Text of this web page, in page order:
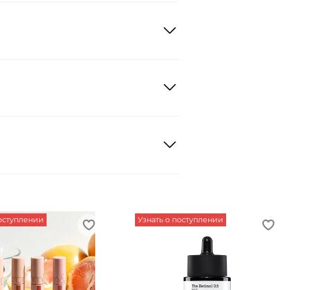
Узнать о поступлении